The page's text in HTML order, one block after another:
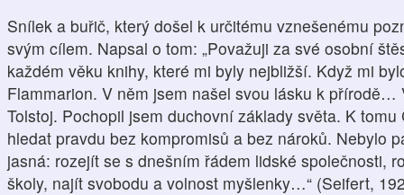
Snílek a buřič, který došel k určitému vznešenému
svým cílem. Napsal o tom: „Považuji za své osobní
každém věku knihy, které mi byly nejbližší. Když mi
Flammarion. V něm jsem našel svou lásku k přírodě…
Tolstoj. Pochopil jsem duchovní základy světa. K
hledat pravdu bez kompromisů a bez nároků. Nebylo
jasná: rozejít se s dnešním řádem lidské společnosti,
školy, najít svobodu a volnost myšlenky…“ (Seifert,